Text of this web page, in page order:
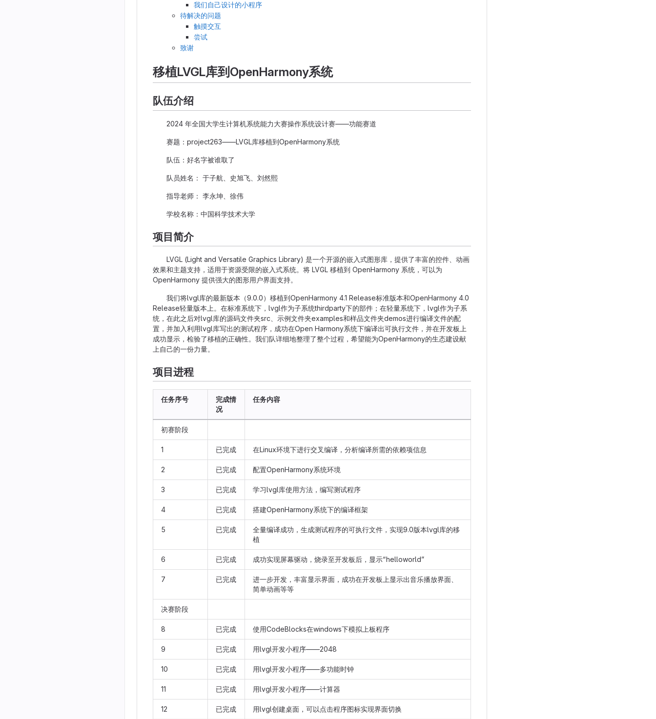
我们自己设计的小程序
待解决的问题
触摸交互
尝试
致谢
移植LVGL库到OpenHarmony系统
队伍介绍
2024 年全国大学生计算机系统能力大赛操作系统设计赛——功能赛道
赛题：project263——LVGL库移植到OpenHarmony系统
队伍：好名字被谁取了
队员姓名： 于子航、史旭飞、刘然熙
指导老师： 李永坤、徐伟
学校名称：中国科学技术大学
项目简介
LVGL (Light and Versatile Graphics Library) 是一个开源的嵌入式图形库，提供了丰富的控件、动画
效果和主题支持，适用于资源受限的嵌入式系统。将 LVGL 移植到 OpenHarmony 系统，可以为
OpenHarmony 提供强大的图形用户界面支持。
我们将lvgl库的最新版本（9.0.0）移植到OpenHarmony 4.1 Release标准版本和OpenHarmony 4.0
Release轻量版本上。在标准系统下，lvgl作为子系统thirdparty下的部件；在轻量系统下，lvgl作为子系
统，在此之后对lvgl库的源码文件夹src、示例文件夹examples和样品文件夹demos进行编译文件的配
置，并加入利用lvgl库写出的测试程序，成功在Open Harmony系统下编译出可执行文件，并在开发板上
成功显示，检验了移植的正确性。我们队详细地整理了整个过程，希望能为OpenHarmony的生态建设献
上自己的一份力量。
项目进程
任务序号
完成情
况
任务内容
初赛阶段
1 已完成 在Linux环境下进行交叉编译，分析编译所需的依赖项信息
2 已完成 配置OpenHarmony系统环境
3 已完成 学习lvgl库使用方法，编写测试程序
4 已完成 搭建OpenHarmony系统下的编译框架
5 已完成
全量编译成功，生成测试程序的可执行文件，实现9.0版本lvgl库的移
植
6 已完成 成功实现屏幕驱动，烧录至开发板后，显示“helloworld”
7 已完成
进一步开发，丰富显示界面，成功在开发板上显示出音乐播放界面、
简单动画等等
决赛阶段
8 已完成 使用CodeBlocks在windows下模拟上板程序
9 已完成 用lvgl开发小程序——2048
10 已完成 用lvgl开发小程序——多功能时钟
11 已完成 用lvgl开发小程序——计算器
12 已完成 用lvgl创建桌面，可以点击程序图标实现界面切换